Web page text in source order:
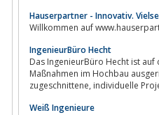
Hauserpartner - Innovativ.
Willkommen auf
IngenieurBüro Hecht
Das IngenieurBüro Hecht ist
Maßnahmen im Hochbau ausgerichtet
zugeschnittene,
Weiß Ingenieure